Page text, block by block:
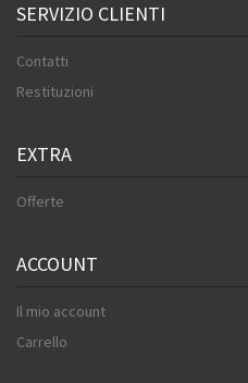
SERVIZIO CLIENTI
Contatti
Restituzioni
EXTRA
Offerte
ACCOUNT
Il mio account
Carrello